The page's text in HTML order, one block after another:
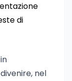
di
nel